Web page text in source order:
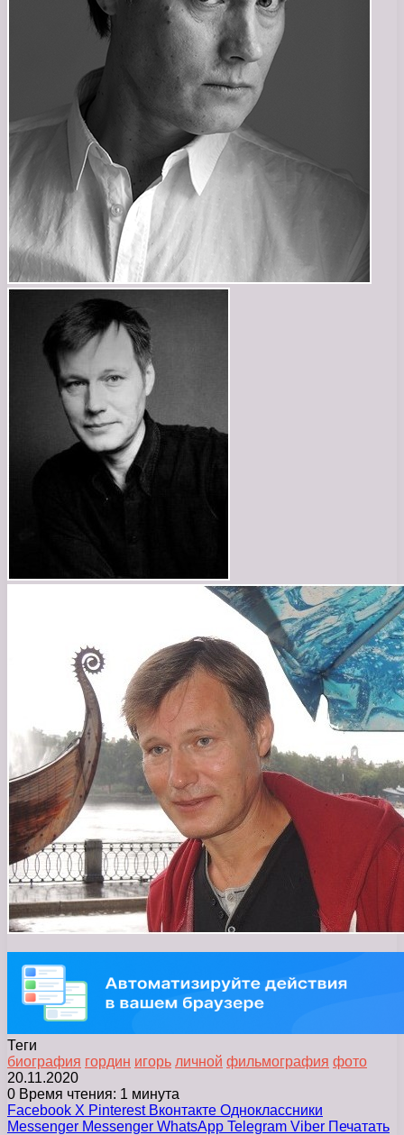
Теги
биография гордин игорь личной фильмография фото
20.11.2020
0 Время чтения: 1 минута
Facebook X Pinterest Вконтакте Одноклассники
Messenger Messenger WhatsApp Telegram Viber Печатать